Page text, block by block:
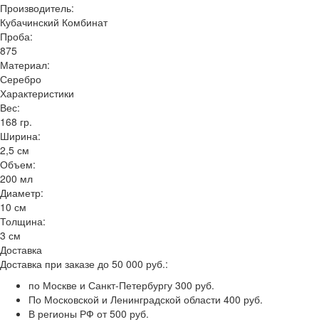
Производитель:
Кубачинский Комбинат
Проба:
875
Материал:
Серебро
Характеристики
Вес:
168 гр.
Ширина:
2,5 см
Объем:
200 мл
Диаметр:
10 см
Толщина:
3 см
Доставка
Доставка при заказе до 50 000 руб.:
по Москве и Санкт-Петербургу 300 руб.
По Московской и Ленинградской области 400 руб.
В регионы РФ от 500 руб.